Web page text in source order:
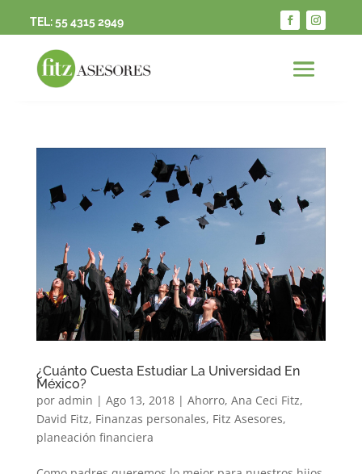
TEL:55 4315 2949
¿Cuánto Cuesta Estudiar La Universidad En
México?
por admin | Ago 13, 2018| Ahorro, Ana Ceci Fitz,
David Fitz, Finanzas personales, Fitz Asesores,
planeación financiera